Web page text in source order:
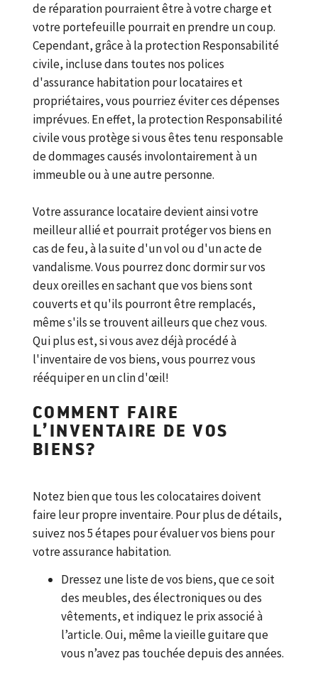
de réparation pourraient être à votre charge et
votre portefeuille pourrait en prendre un coup.
Cependant, grâce à la protection Responsabilité
civile, incluse dans toutes nos polices
d'assurance habitation pour locataires et
propriétaires, vous pourriez éviter ces dépenses
imprévues. En effet, la protection Responsabilité
civile vous protège si vous êtes tenu responsable
de dommages causés involontairement à un
immeuble ou à une autre personne.
Votre assurance locataire devient ainsi votre
meilleur allié et pourrait protéger vos biens en
cas de feu, à la suite d'un vol ou d'un acte de
vandalisme. Vous pourrez donc dormir sur vos
deux oreilles en sachant que vos biens sont
couverts et qu'ils pourront être remplacés,
même s'ils se trouvent ailleurs que chez vous.
Qui plus est, si vous avez déjà procédé à
l'inventaire de vos biens, vous pourrez vous
rééquiper en un clin d'œil!
COMMENT FAIRE
L’INVENTAIRE DE VOS
BIENS?
Notez bien que tous les colocataires doivent
faire leur propre inventaire. Pour plus de détails,
suivez nos 5 étapes pour évaluer vos biens pour
votre assurance habitation.
Dressez une liste de vos biens, que ce soit
des meubles, des électroniques ou des
vêtements, et indiquez le prix associé à
l’article. Oui, même la vieille guitare que
vous n’avez pas touchée depuis des années.